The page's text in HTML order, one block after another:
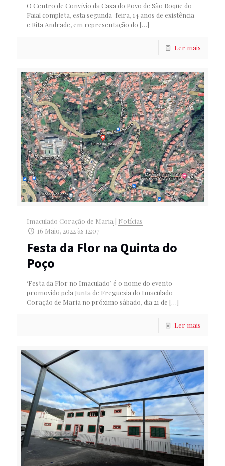
O Centro de Convívio da Casa do Povo de São Roque do
Faial completa, esta segunda-feira, 14 anos de existência
e Rita Andrade, em representação do […]
Ler mais
Imaculado Coração de Maria
Notícias
16 Maio, 2022 às 12:07
Festa da Flor na Quinta do
Poço
‘Festa da Flor no Imaculado’ é o nome do evento
promovido pela Junta de Freguesia do Imaculado
Coração de Maria no próximo sábado, dia 21 de […]
Ler mais